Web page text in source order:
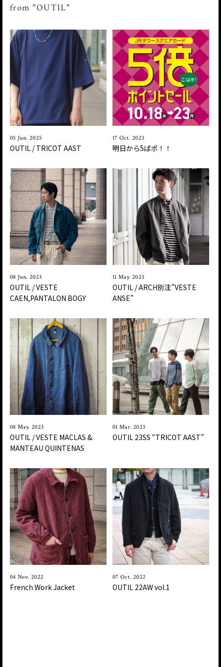
from "OUTIL"
05 Jun. 2025
OUTIL / TRICOT AAST
17 Oct. 2023
明日から5ばポ！！
08 Jun. 2023
OUTIL / VESTE
CAEN,PANTALON BOGY
11 May. 2023
OUTIL / ARCH別注”VESTE
ANSE”
08 May. 2023
OUTIL / VESTE MACLAS &
MANTEAU QUINTENAS
01 Mar. 2023
OUTIL 23SS “TRICOT AAST”
04 Nov. 2022
French Work Jacket
07 Oct. 2022
OUTIL 22AW vol.1